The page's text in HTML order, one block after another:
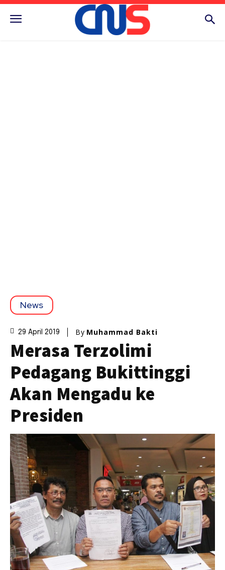
News
29 April 2019 By Muhammad Bakti
Merasa Terzolimi
Pedagang Bukittinggi
Akan Mengadu ke
Presiden